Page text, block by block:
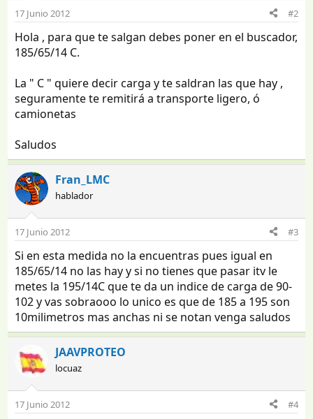
17 Junio 2012 #2
Hola , para que te salgan debes poner en el buscador,
185/65/14 C.
La " C " quiere decir carga y te saldran las que hay ,
seguramente te remitirá a transporte ligero, ó
camionetas
Saludos
Fran_LMC
hablador
17 Junio 2012 #3
Si en esta medida no la encuentras pues igual en
185/65/14 no las hay y si no tienes que pasar itv le
metes la 195/14C que te da un indice de carga de 90-
102 y vas sobraooo lo unico es que de 185 a 195 son
10milimetros mas anchas ni se notan venga saludos
JAAVPROTEO
locuaz
17 Junio 2012 #4